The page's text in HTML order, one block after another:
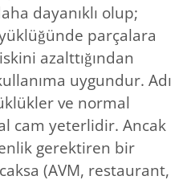
dayanıklı olup;
parçalara
azalttığından
uygundur. Adı
ve normal
cam yeterlidir. Ancak
gerektiren bir
(AVM, restaurant,